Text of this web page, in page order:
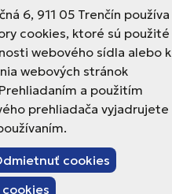
6, 911 05 Trenčín používa
cookies, ktoré sú použité
webového sídla alebo k
webových stránok
a použitím
prehliadača vyjadrujete
cookies